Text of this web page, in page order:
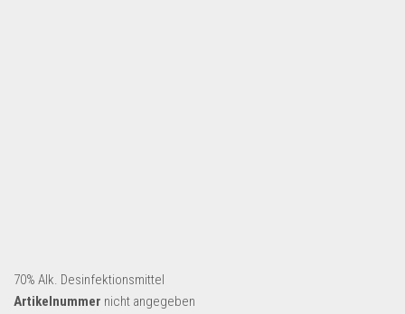
70% Alk. Desinfektionsmittel
Artikelnummer nicht angegeben